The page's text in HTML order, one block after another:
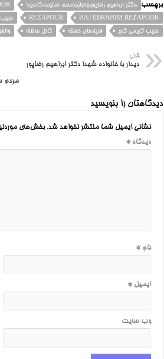
برچسب ،دکتر ابراهیم رضاپور،جانباز،رزمنده، نماینده،کاندیدا
HAJ EBRAHIM REZAPOOR
REZAPOUR
حبيب
حبيب كريمي کرج
فریادهای خسته کانل حنظله
قبلی
دیدار با خانواده شهدا دکتر ابراهیم رضاپور
مردم
دیدگاهتان را بنویسید
نشانی ایمیل شما منتشر نخواهد شد. بخش‌های
دیدگاه*
نام*
ایمیل*
وب‌ سایت